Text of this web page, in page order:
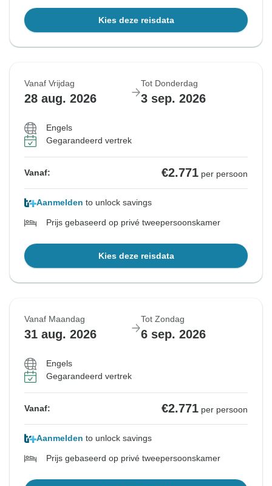
Kies deze reisdata
Vanaf Vrijdag
28 aug. 2026
Tot Donderdag
3 sep. 2026
Engels
Gegarandeerd vertrek
Vanaf: €2.771 per persoon
Aanmelden to unlock savings
Prijs gebaseerd op privé tweepersoonskamer
Kies deze reisdata
Vanaf Maandag
31 aug. 2026
Tot Zondag
6 sep. 2026
Engels
Gegarandeerd vertrek
Vanaf: €2.771 per persoon
Aanmelden to unlock savings
Prijs gebaseerd op privé tweepersoonskamer